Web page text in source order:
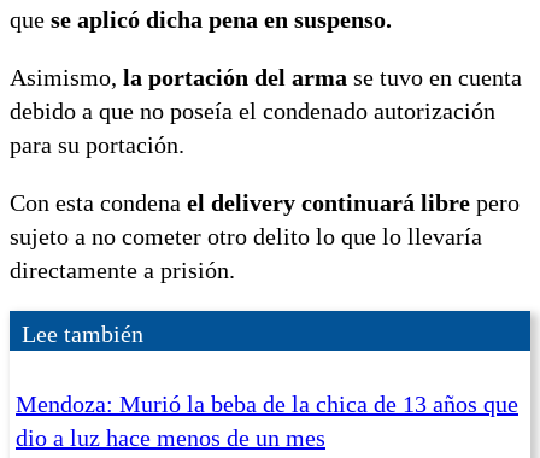
que se aplicó dicha pena en suspenso.
Asimismo, la portación del arma se tuvo en cuenta
debido a que no poseía el condenado autorización
para su portación.
Con esta condena el delivery continuará libre pero
sujeto a no cometer otro delito lo que lo llevaría
directamente a prisión.
Lee también
Mendoza: Murió la beba de la chica de 13 años que
dio a luz hace menos de un mes